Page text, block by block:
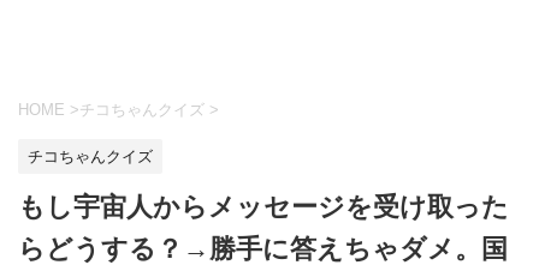
HOME >チコちゃんクイズ >
チコちゃんクイズ
もし宇宙人からメッセージを受け取った
らどうする？→勝手に答えちゃダメ。国